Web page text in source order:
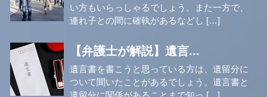
い方もいらっしゃるでしょう。また一方で、
連れ子との間に確執があるなどし […]
【弁護士が解説】遺言...
遺言書を書こうと思っている方は、遺留分に
ついて聞いたことがあるでしょう。遺言書と
遺留分に関係があることまで知っ […]